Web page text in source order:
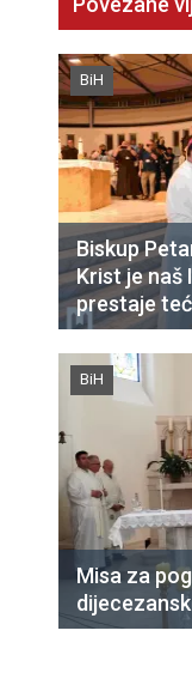
BiH
Biskup
Krist je naš
prestaje
BiH
Misa za